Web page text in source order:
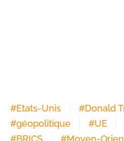
#Etats-Unis #Donald
#géopolitique #UE